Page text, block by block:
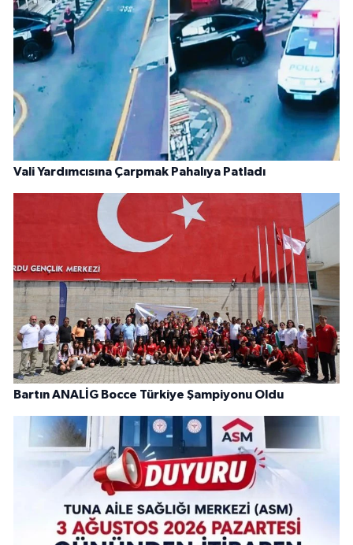
Vali Yardımcısına Çarpmak Pahalıya Patladı
Bartın ANALİG Bocce Türkiye Şampiyonu Oldu